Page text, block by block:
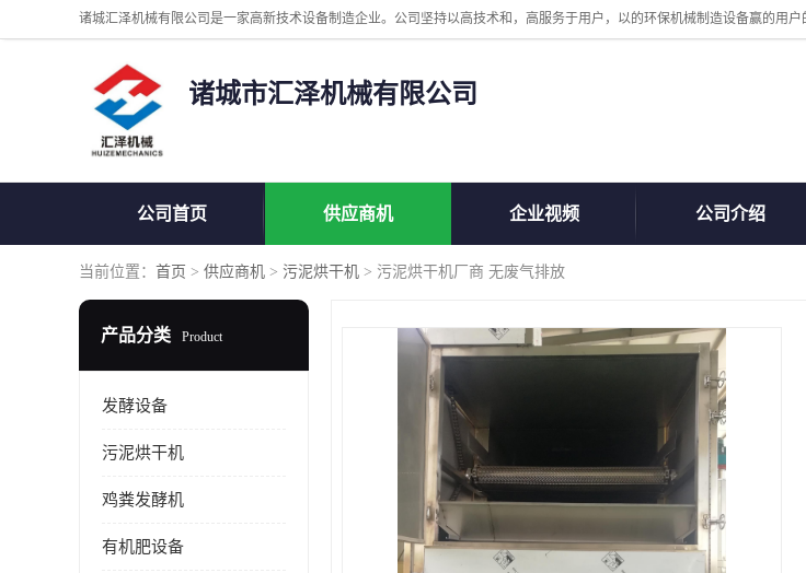
诸城市汇泽机械有限公司
公司首页 供应商机 企业视频 公司介绍
当前位置： 首页 > 供应商机 > 污泥烘干机 > 污泥烘干机厂商 无废气排放
产品分类 Product
发酵设备
污泥烘干机
鸡粪发酵机
有机肥设备